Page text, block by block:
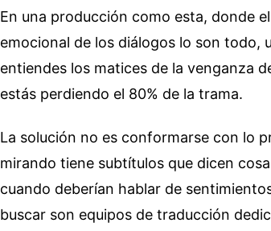
En una producción como esta, donde
emocional de los diálogos lo son todo,
entiendes los matices de la venganza
estás perdiendo el 80% de la trama.
La solución no es conformarse con lo
mirando tiene subtítulos que dicen
cuando deberían hablar de
buscar son equipos de traducción